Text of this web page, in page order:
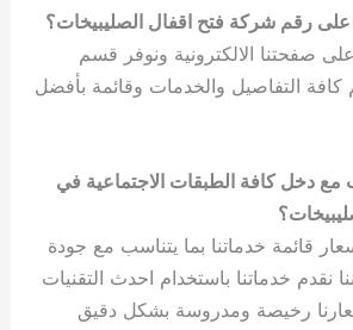
رقم شركة فتح اقفال الصليبيخات؟
صفحتنا الالكترونية ونوفر قسم
كافة التفاصيل والخدمات وقائمة بأفضل
دخل كافة الطبقات الاجتماعية في
قائمة خدماتنا بما يتناسب مع جودة
نقدم خدماتنا باستخدام احدث التقنيات
رخيصة ومدروسة بشكل دقيق